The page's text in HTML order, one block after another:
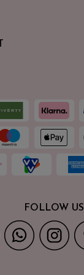
FOLLOW US